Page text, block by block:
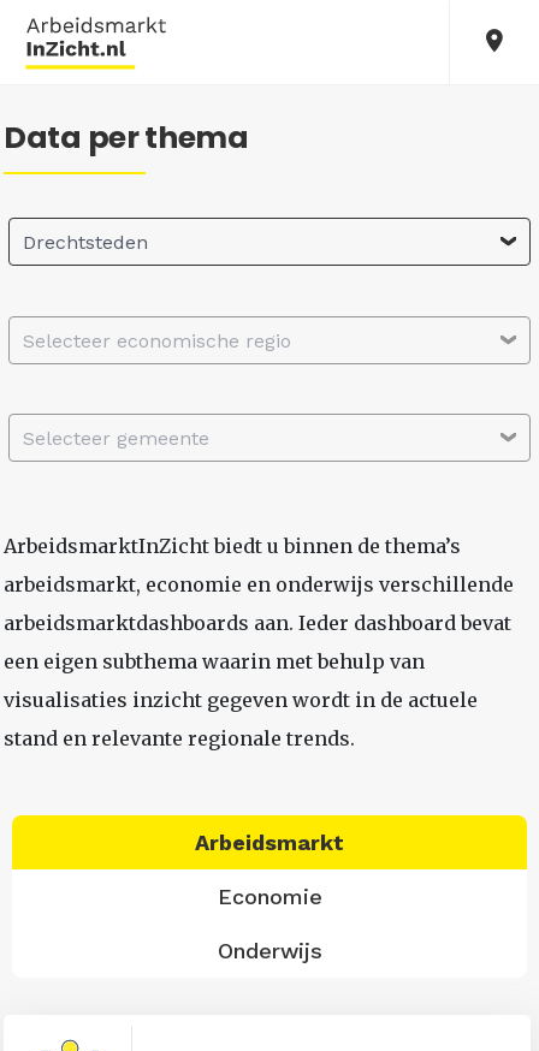
Data per thema
Drechtsteden
Selecteer economische regio
Selecteer gemeente
ArbeidsmarktInZicht biedt u binnen de thema’s
arbeidsmarkt, economie en onderwijs verschillende
arbeidsmarktdashboards aan. Ieder dashboard bevat
een eigen subthema waarin met behulp van
visualisaties inzicht gegeven wordt in de actuele
stand en relevante regionale trends.
Arbeidsmarkt
Economie
Onderwijs